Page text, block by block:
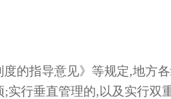
的指导意见》等规定,地方
行垂直管理的,以及实行双